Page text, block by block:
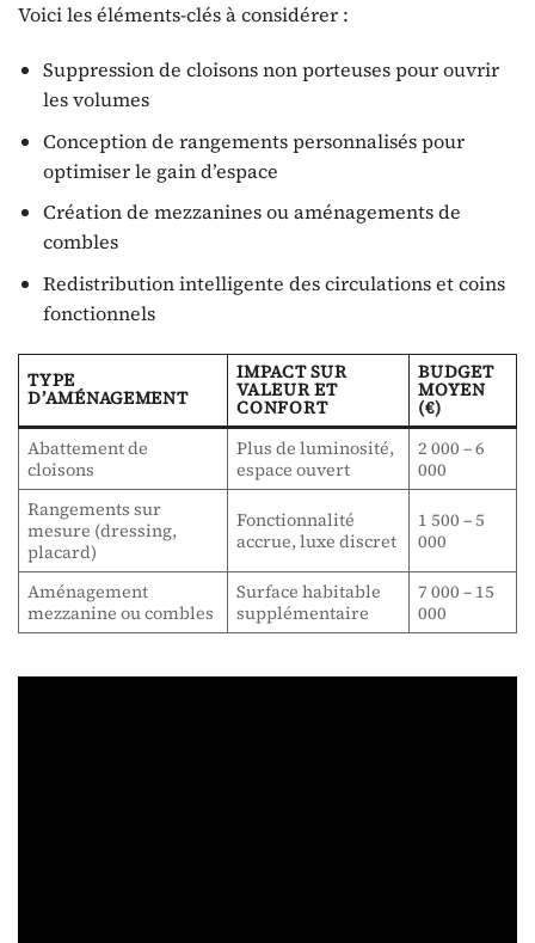
Voici les éléments-clés à considérer :
Suppression de cloisons non porteuses pour ouvrir
les volumes
Conception de rangements personnalisés pour
optimiser le gain d’espace
Création de mezzanines ou aménagements de
combles
Redistribution intelligente des circulations et coins
fonctionnels
TYPE
D’AMÉNAGEMENT
IMPACT SUR
VALEUR ET
CONFORT
BUDGET
MOYEN
(€)
Abattement de
cloisons
Plus de luminosité,
espace ouvert
2 000 – 6
000
Rangements sur
mesure (dressing,
placard)
Fonctionnalité
accrue, luxe discret
1 500 – 5
000
Aménagement
mezzanine ou combles
Surface habitable
supplémentaire
7 000 – 15
000